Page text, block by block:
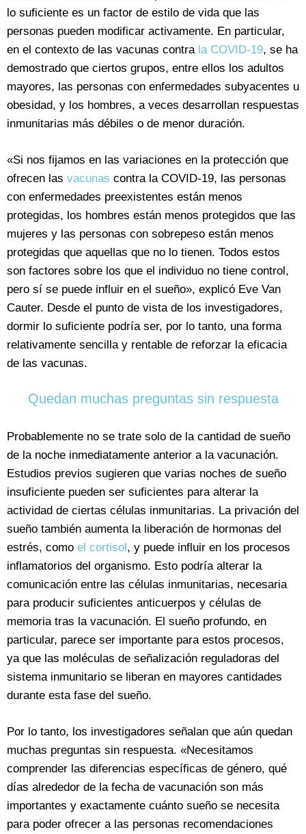
lo suficiente es un factor de estilo de vida que las
personas pueden modificar activamente. En particular,
en el contexto de las vacunas contra la COVID-19, se ha
demostrado que ciertos grupos, entre ellos los adultos
mayores, las personas con enfermedades subyacentes u
obesidad, y los hombres, a veces desarrollan respuestas
inmunitarias más débiles o de menor duración.
«Si nos fijamos en las variaciones en la protección que
ofrecen las vacunas contra la COVID-19, las personas
con enfermedades preexistentes están menos
protegidas, los hombres están menos protegidos que las
mujeres y las personas con sobrepeso están menos
protegidas que aquellas que no lo tienen. Todos estos
son factores sobre los que el individuo no tiene control,
pero sí se puede influir en el sueño», explicó Eve Van
Cauter. Desde el punto de vista de los investigadores,
dormir lo suficiente podría ser, por lo tanto, una forma
relativamente sencilla y rentable de reforzar la eficacia
de las vacunas.
Quedan muchas preguntas sin respuesta
Probablemente no se trate solo de la cantidad de sueño
de la noche inmediatamente anterior a la vacunación.
Estudios previos sugieren que varias noches de sueño
insuficiente pueden ser suficientes para alterar la
actividad de ciertas células inmunitarias. La privación del
sueño también aumenta la liberación de hormonas del
estrés, como el cortisol, y puede influir en los procesos
inflamatorios del organismo. Esto podría alterar la
comunicación entre las células inmunitarias, necesaria
para producir suficientes anticuerpos y células de
memoria tras la vacunación. El sueño profundo, en
particular, parece ser importante para estos procesos,
ya que las moléculas de señalización reguladoras del
sistema inmunitario se liberan en mayores cantidades
durante esta fase del sueño.
Por lo tanto, los investigadores señalan que aún quedan
muchas preguntas sin respuesta. «Necesitamos
comprender las diferencias específicas de género, qué
días alrededor de la fecha de vacunación son más
importantes y exactamente cuánto sueño se necesita
para poder ofrecer a las personas recomendaciones